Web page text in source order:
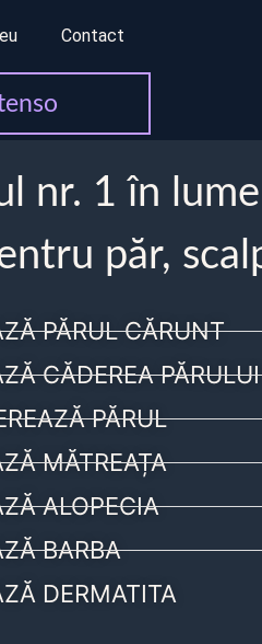
Contact
nr. 1 în
păr,
PĂRUL CĂRUNT
CĂDEREA PĂRULUI
PĂRUL
MĂTREAȚA
ALOPECIA
BARBA
DERMATITA